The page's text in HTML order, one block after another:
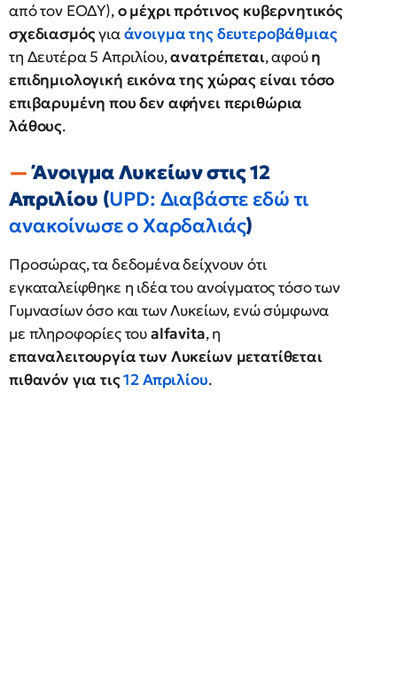
από τον ΕΟΔΥ),ο μέχρι πρότινος κυβερνητικός
σχεδιασμόςγιαάνοιγμα της δευτεροβάθμιας
τη Δευτέρα 5 Απριλίου,ανατρέπεται, αφούη
επιδημιολογική εικόνα της χώρας είναι τόσο
επιβαρυμένη που δεν αφήνει περιθώρια
λάθους.
Άνοιγμα Λυκείων στις 12
Απριλίου (UPD: Διαβάστε εδώ τι
ανακοίνωσε ο Χαρδαλιάς)
Προσώρας, τα δεδομένα δείχνουν ότι
εγκαταλείφθηκε η ιδέα του ανοίγματος τόσο των
Γυμνασίων όσο και των Λυκείων, ενώ σύμφωνα
με πληροφορίες τουalfavita, η
επαναλειτουργία των Λυκείων μετατίθεται
πιθανόν για τις12 Απριλίου.